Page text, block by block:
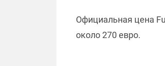
Официальная цена
около 270 евро.